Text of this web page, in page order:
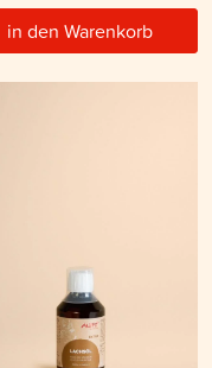
in den Warenkorb